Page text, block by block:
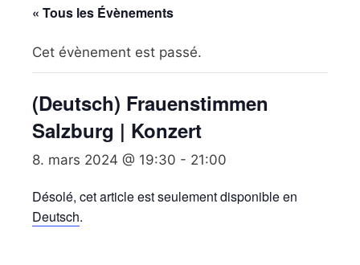
« Tous les Évènements
Cet évènement est passé.
(Deutsch) Frauenstimmen
Salzburg | Konzert
8. mars 2024 @ 19:30 - 21:00
Désolé, cet article est seulement disponible en
Deutsch.